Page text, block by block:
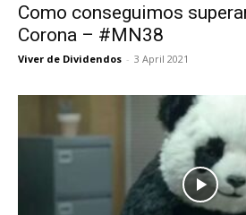
Como conseguimos
Corona – #MN38
Viver de Dividendos - 3 April 2021